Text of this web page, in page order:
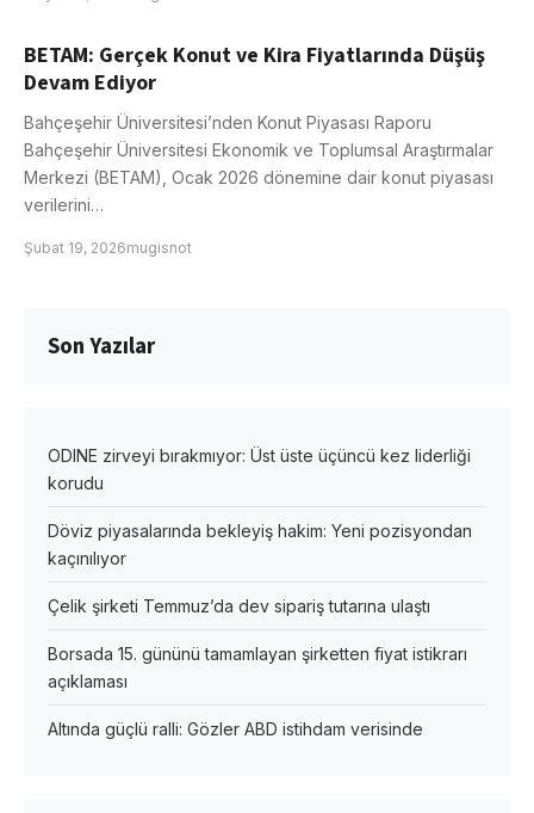
BETAM: Gerçek Konut ve Kira Fiyatlarında Düşüş
Devam Ediyor
Bahçeşehir Üniversitesi’nden Konut Piyasası Raporu
Bahçeşehir Üniversitesi Ekonomik ve Toplumsal Araştırmalar
Merkezi (BETAM), Ocak 2026 dönemine dair konut piyasası
verilerini…
Şubat 19, 2026mugisnot
Son Yazılar
ODINE zirveyi bırakmıyor: Üst üste üçüncü kez liderliği
korudu
Döviz piyasalarında bekleyiş hakim: Yeni pozisyondan
kaçınılıyor
Çelik şirketi Temmuz’da dev sipariş tutarına ulaştı
Borsada 15. gününü tamamlayan şirketten fiyat istikrarı
açıklaması
Altında güçlü ralli: Gözler ABD istihdam verisinde